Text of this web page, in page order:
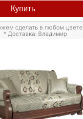
Купить
сделать в любом цвете
* Доставка: Владимир